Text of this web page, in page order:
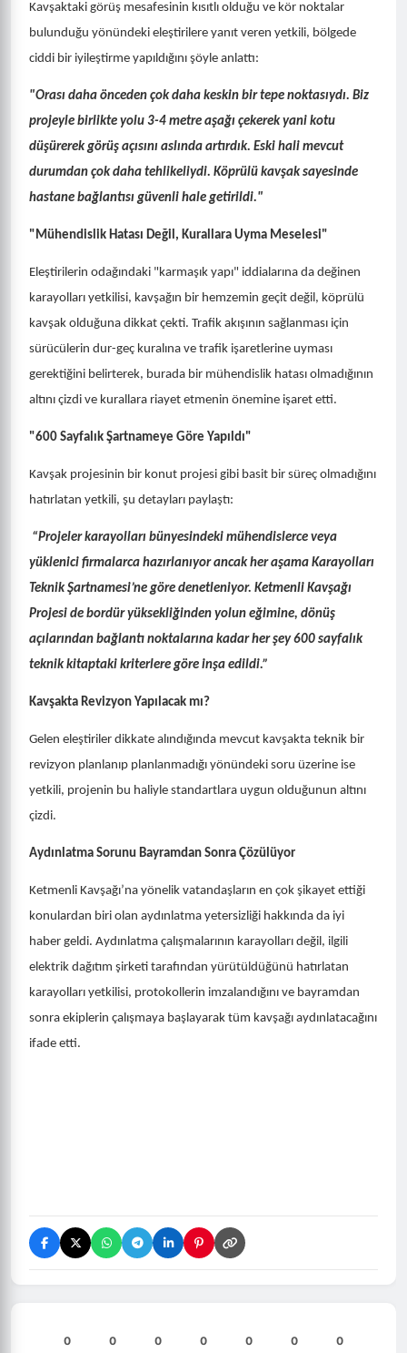
Kavşaktaki görüş mesafesinin kısıtlı olduğu ve kör noktalar
bulunduğu yönündeki eleştirilere yanıt veren yetkili, bölgede
ciddi bir iyileştirme yapıldığını şöyle anlattı:
"Orası daha önceden çok daha keskin bir tepe noktasıydı. Biz
projeyle birlikte yolu 3-4 metre aşağı çekerek yani kotu
düşürerek görüş açısını aslında artırdık. Eski hali mevcut
durumdan çok daha tehlikeliydi. Köprülü kavşak sayesinde
hastane bağlantısı güvenli hale getirildi."
"Mühendislik Hatası Değil, Kurallara Uyma Meselesi"
Eleştirilerin odağındaki "karmaşık yapı" iddialarına da değinen
karayolları yetkilisi, kavşağın bir hemzemin geçit değil, köprülü
kavşak olduğuna dikkat çekti. Trafik akışının sağlanması için
sürücülerin dur-geç kuralına ve trafik işaretlerine uyması
gerektiğini belirterek, burada bir mühendislik hatası olmadığının
altını çizdi ve kurallara riayet etmenin önemine işaret etti.
"600 Sayfalık Şartnameye Göre Yapıldı"
Kavşak projesinin bir konut projesi gibi basit bir süreç olmadığını
hatırlatan yetkili, şu detayları paylaştı:
“Projeler karayolları bünyesindeki mühendislerce veya
yüklenici firmalarca hazırlanıyor ancak her aşama Karayolları
Teknik Şartnamesi’ne göre denetleniyor. Ketmenli Kavşağı
Projesi de bordür yüksekliğinden yolun eğimine, dönüş
açılarından bağlantı noktalarına kadar her şey 600 sayfalık
teknik kitaptaki kriterlere göre inşa edildi.”
Kavşakta Revizyon Yapılacak mı?
Gelen eleştiriler dikkate alındığında mevcut kavşakta teknik bir
revizyon planlanıp planlanmadığı yönündeki soru üzerine ise
yetkili, projenin bu haliyle standartlara uygun olduğunun altını
çizdi.
Aydınlatma Sorunu Bayramdan Sonra Çözülüyor
Ketmenli Kavşağı’na yönelik vatandaşların en çok şikayet ettiği
konulardan biri olan aydınlatma yetersizliği hakkında da iyi
haber geldi. Aydınlatma çalışmalarının karayolları değil, ilgili
elektrik dağıtım şirketi tarafından yürütüldüğünü hatırlatan
karayolları yetkilisi, protokollerin imzalandığını ve bayramdan
sonra ekiplerin çalışmaya başlayarak tüm kavşağı aydınlatacağını
ifade etti.
0 0 0 0 0 0 0